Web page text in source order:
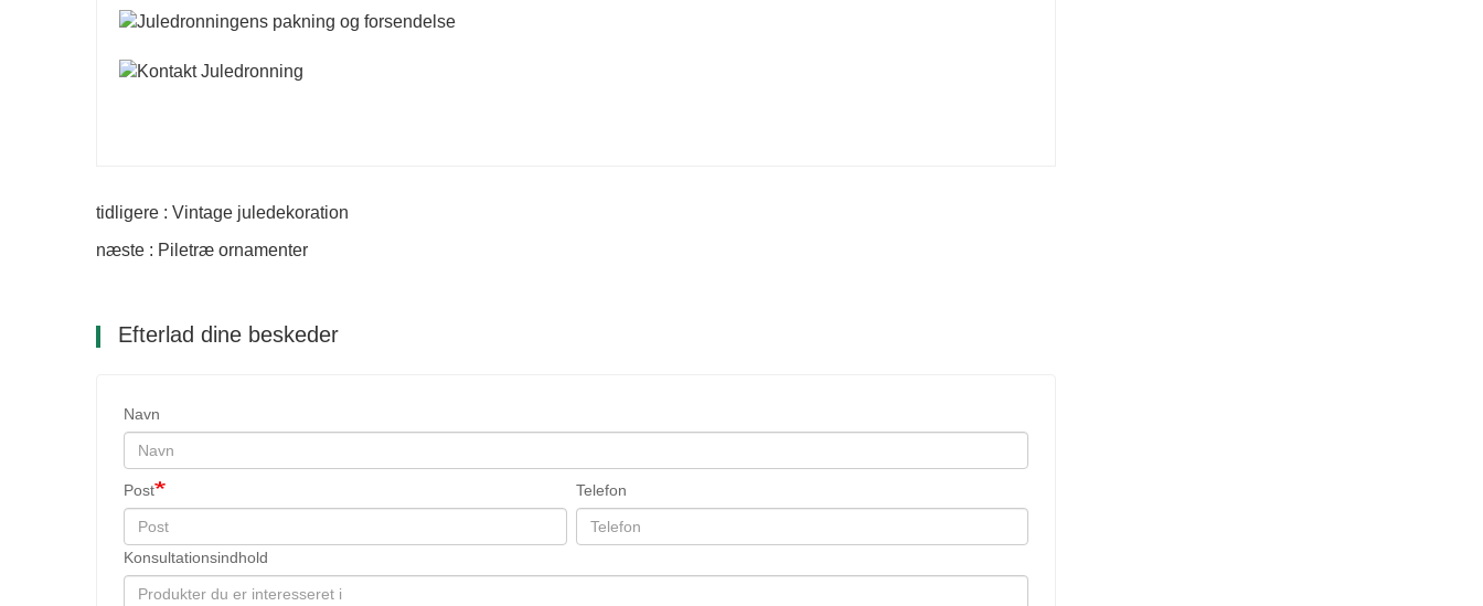
tidligere : Vintage juledekoration
næste : Piletræ ornamenter
Efterlad dine beskeder
Navn
Post Telefon
Konsultationsindhold